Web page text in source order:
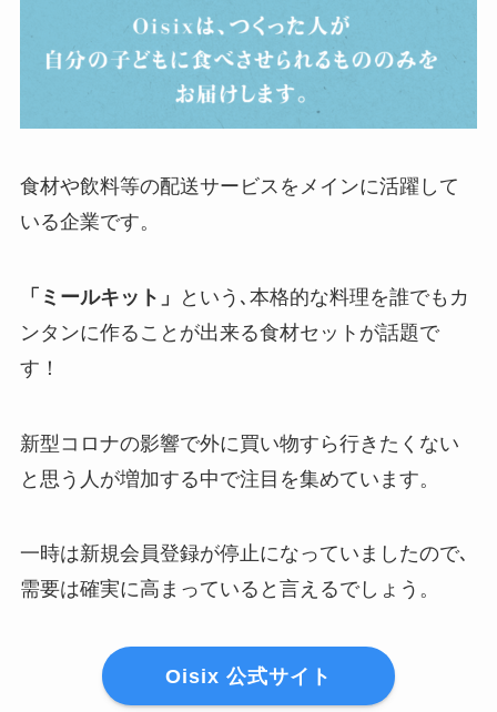
食材や飲料等の配送サービスをメインに活躍して
いる企業です。
「ミールキット」
という､本格的な料理を誰でもカ
ンタンに作ることが出来る食材セットが話題で
す！
新型コロナの影響で外に買い物すら行きたくない
と思う人が増加する中で注目を集めています。
一時は新規会員登録が停止になっていましたので､
需要は確実に高まっていると言えるでしょう。
Oisix 公式サイト